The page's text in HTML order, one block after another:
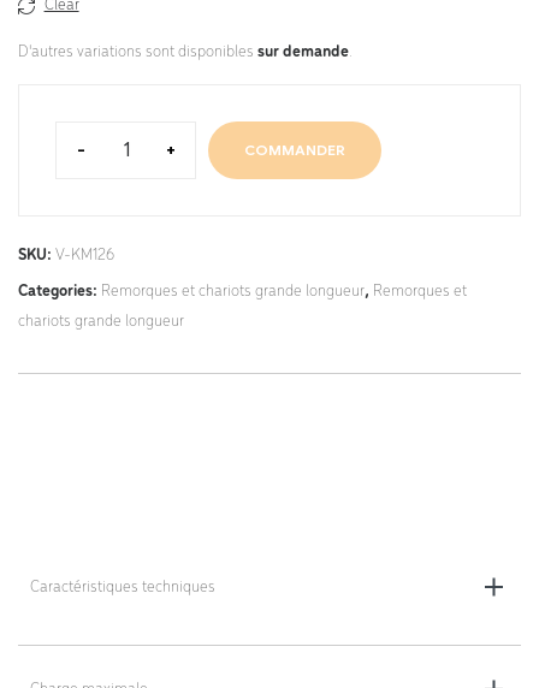
Clear
D'autres variations sont disponibles sur demande.
- + COMMANDER
SKU: V-KM126
Categories: Remorques et chariots grande longueur, Remorques et
chariots grande longueur
Caractéristiques techniques
Dimensions totales (L x l x h) : 6000 x 1270 x 640 mm